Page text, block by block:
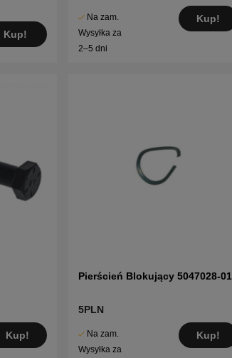
Kup!
Na zam.
Wysyłka za
2–5 dni
Kup!
Kup!
Pierścień Blokujący 5047028-01
5PLN
Na zam.
Wysyłka za
Kup!